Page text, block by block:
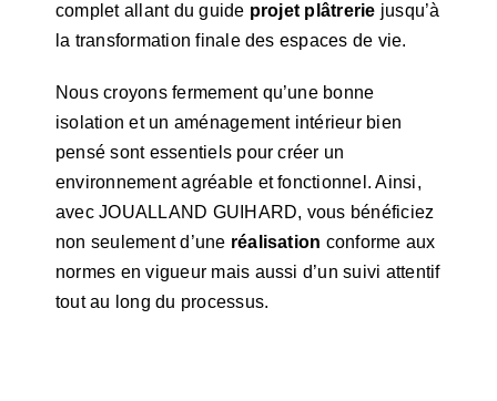
complet allant du guide projet plâtrerie jusqu’à
la transformation finale des espaces de vie.
Nous croyons fermement qu’une bonne
isolation et un aménagement intérieur bien
pensé sont essentiels pour créer un
environnement agréable et fonctionnel. Ainsi,
avec JOUALLAND GUIHARD, vous bénéficiez
non seulement d’une réalisation conforme aux
normes en vigueur mais aussi d’un suivi attentif
tout au long du processus.